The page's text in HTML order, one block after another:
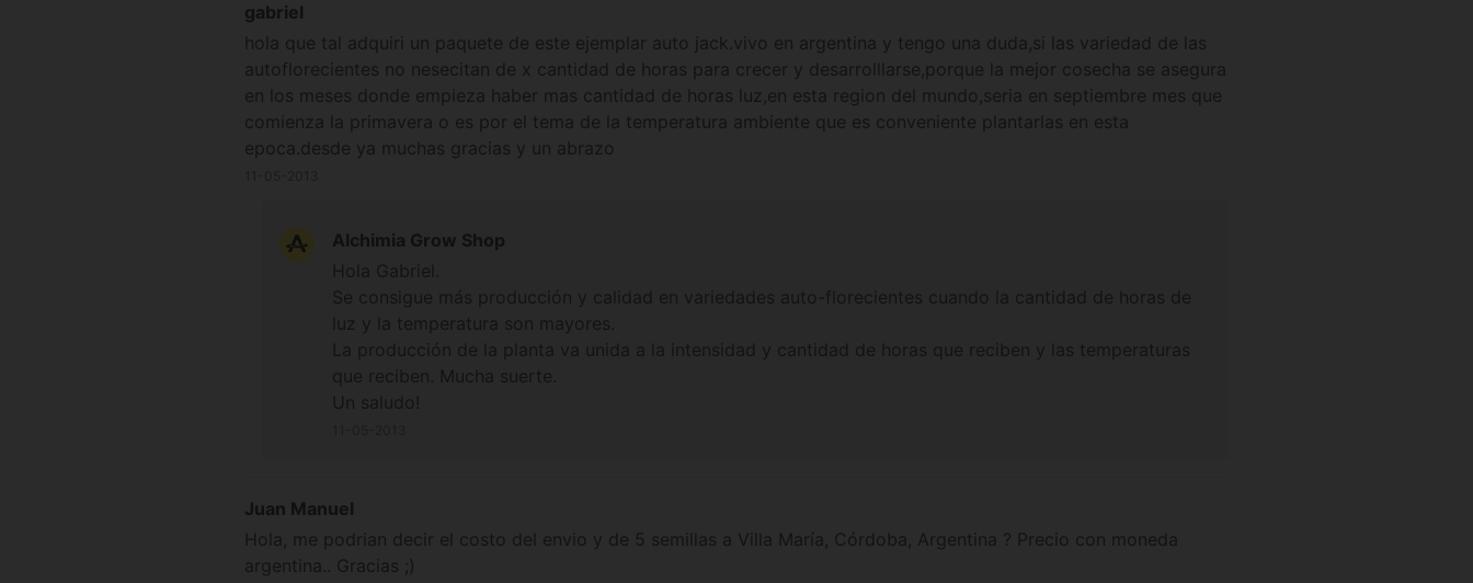
gabriel
hola que tal adquiri un paquete de este ejemplar auto jack.vivo en argentina y tengo una duda,si las variedad de las
autoflorecientes no nesecitan de x cantidad de horas para crecer y desarrolllarse,porque la mejor cosecha se asegura
en los meses donde empieza haber mas cantidad de horas luz,en esta region del mundo,seria en septiembre mes que
comienza la primavera o es por el tema de la temperatura ambiente que es conveniente plantarlas en esta
epoca.desde ya muchas gracias y un abrazo
Alchimia Grow Shop
Juan Manuel
Hola, me podrian decir el costo del envio y de 5 semillas a Villa María, Córdoba, Argentina ? Precio con moneda
argentina.. Gracias ;)